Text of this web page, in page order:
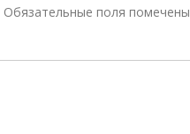
Обязательные поля помечены